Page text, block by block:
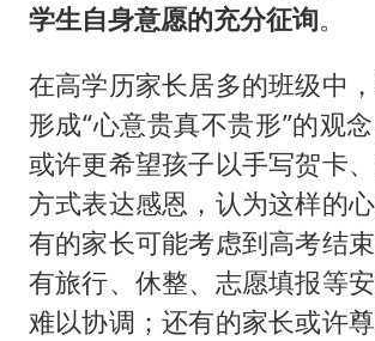
学生自身意愿的充分征询。
在高学历家长居多的班级中
形成“心意贵真不贵形”的观
或许更希望孩子以手写贺卡
方式表达感恩，认为这样的
有的家长可能考虑到高考结
有旅行、休整、志愿填报等
难以协调；还有的家长或许